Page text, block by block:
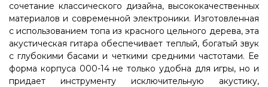
сочетание классического дизайна, высококачественных
материалов и современной электроники. Изготовленная
с использованием топа из красного цельного дерева, эта
акустическая гитара обеспечивает теплый, богатый звук
с глубокими басами и четкими средними частотами. Ее
форма корпуса 000-14 не только удобна для игры, но и
придает инструменту исключительную акустику,